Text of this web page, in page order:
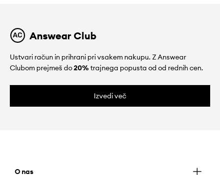
Answear Club
Ustvari račun in prihrani pri vsakem nakupu. Z Answear
Clubom prejmeš do20%trajnega popusta od od rednih cen.
Izvedi več
O nas